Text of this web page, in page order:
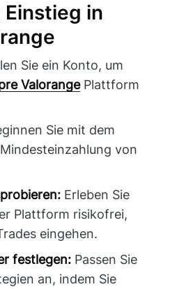
in
Sie ein Konto, um
ValorangePlattform
Sie mit dem
von
Erleben Sie
Plattform risikofrei,
eingehen.
festlegen: Passen Sie
an, indem Sie